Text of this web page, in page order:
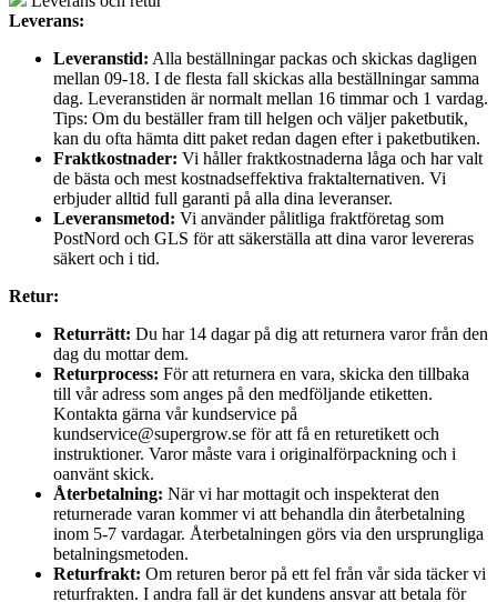
Leverans:
Leveranstid: Alla beställningar packas och skickas dagligen
mellan 09-18. I de flesta fall skickas alla beställningar samma
dag. Leveranstiden är normalt mellan 16 timmar och 1 vardag.
Tips: Om du beställer fram till helgen och väljer paketbutik,
kan du ofta hämta ditt paket redan dagen efter i paketbutiken.
Fraktkostnader: Vi håller fraktkostnaderna låga och har valt
de bästa och mest kostnadseffektiva fraktalternativen. Vi
erbjuder alltid full garanti på alla dina leveranser.
Leveransmetod: Vi använder pålitliga fraktföretag som
PostNord och GLS för att säkerställa att dina varor levereras
säkert och i tid.
Retur:
Returrätt: Du har 14 dagar på dig att returnera varor från den
dag du mottar dem.
Returprocess: För att returnera en vara, skicka den tillbaka
till vår adress som anges på den medföljande etiketten.
Kontakta gärna vår kundservice på
kundservice@supergrow.se för att få en returetikett och
instruktioner. Varor måste vara i originalförpackning och i
oanvänt skick.
Återbetalning: När vi har mottagit och inspekterat den
returnerade varan kommer vi att behandla din återbetalning
inom 5-7 vardagar. Återbetalningen görs via den ursprungliga
betalningsmetoden.
Returfrakt: Om returen beror på ett fel från vår sida täcker vi
returfrakten. I andra fall är det kundens ansvar att betala för